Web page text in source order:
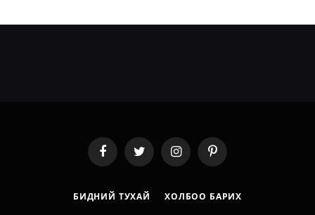
FacebookTwitter InstagramPinterest
БИДНИЙ ТУХАЙ ХОЛБОО БАРИХ